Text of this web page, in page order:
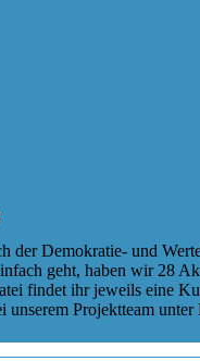
der Demokratie- und
geht, haben wir 28
findet ihr jeweils eine
unserem Projektteam unter